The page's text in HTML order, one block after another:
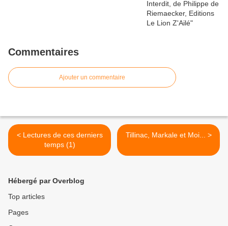
Commentaires
Ajouter un commentaire
< Lectures de ces derniers
temps (1)
Tillinac, Markale et Moi... >
Hébergé par Overblog
Top articles
Pages